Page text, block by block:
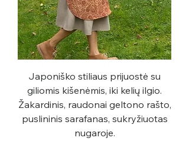
Japoniško stiliaus prijuostė su
giliomis kišenėmis, iki kelių ilgio.
Žakardinis, raudonai geltono rašto,
puslininis sarafanas, sukryžiuotas
nugaroje.